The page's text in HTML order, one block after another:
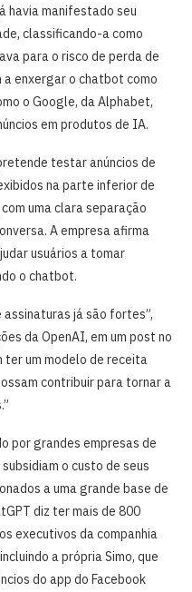
havia manifestado seu
classificando-a como
para o risco de perda de
a enxergar o chatbot como
o Google, da Alphabet,
em produtos de IA.
testar anúncios de
na parte inferior de
uma clara separação
A empresa afirma
usuários a tomar
o chatbot.
já são fortes”,
da OpenAI, em um post no
ter um modelo de receita
contribuir para tornar a
por grandes empresas de
o custo de seus
a uma grande base de
diz ter mais de 800
executivos da companhia
a própria Simo, que
do app do Facebook